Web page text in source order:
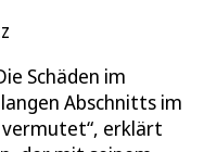
Schäden im
Abschnitts im
erklärt